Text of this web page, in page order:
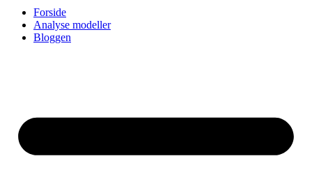
Forside
Analyse modeller
Bloggen